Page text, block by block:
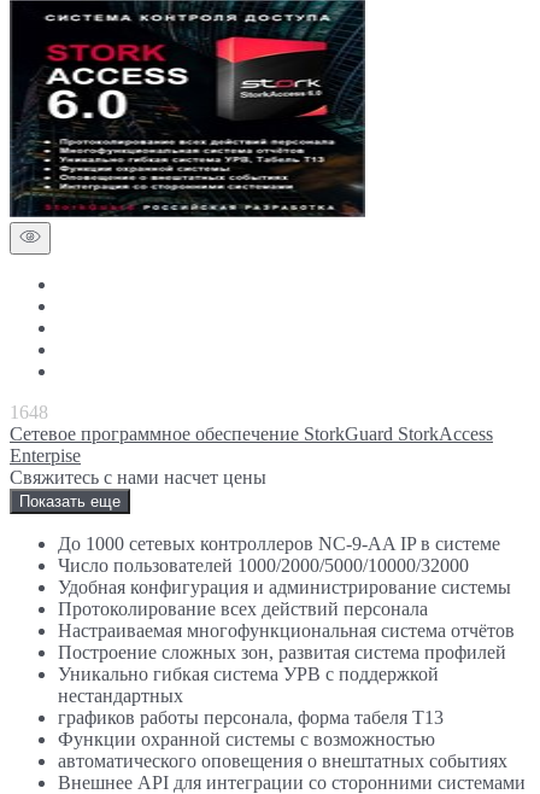
1648
Сетевое программное обеспечение StorkGuard StorkAccess
Enterpise
Свяжитесь с нами насчет цены
Показать еще
До 1000 сетевых контроллеров NC-9-AA IP в системе
Число пользователей 1000/2000/5000/10000/32000
Удобная конфигурация и администрирование системы
Протоколирование всех действий персонала
Настраиваемая многофункциональная система отчётов
Построение сложных зон, развитая система профилей
Уникально гибкая система УРВ с поддержкой
нестандартных
графиков работы персонала, форма табеля Т13
Функции охранной системы с возможностью
автоматического оповещения о внештатных событиях
Внешнее API для интеграции со сторонними системами